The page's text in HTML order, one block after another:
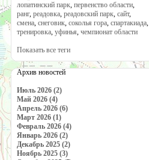
лопатинский парк, первенство области,
ранг, реадовка, реадовский парк, сайт,
смена, снеговик, соколья гора, спартакиада,
тренировка, уфинья, чемпионат области
Показать все теги
Архив новостей
Июль 2026 (2)
Май 2026 (4)
Апрель 2026 (6)
Март 2026 (1)
Февраль 2026 (4)
Январь 2026 (2)
Декабрь 2025 (2)
Ноябрь 2025 (3)